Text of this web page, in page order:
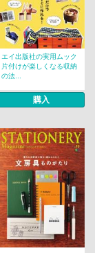
エイ出版社の実用ムック
片付けが楽しくなる収納
の法...
購入